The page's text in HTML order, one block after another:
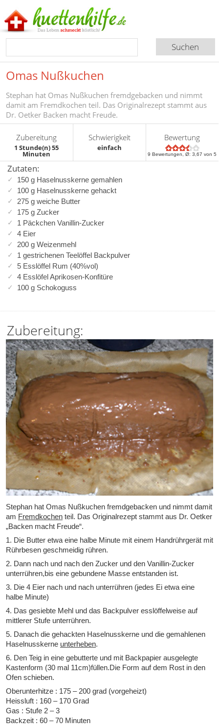
Omas Nußkuchen
Stephan hat Omas Nußkuchen fremdgebacken und nimmt
damit am Fremdkochen teil. Das Originalrezept stammt aus
Dr. Oetker Backen macht Freude.
Zubereitung
1 Stunde(n) 55
Minuten
Schwierigkeit
einfach
Bewertung
9 Bewertungen, Ø:3,67 von 5
Zutaten:
150 g Haselnusskerne gemahlen
100 g Haselnusskerne gehackt
275 g weiche Butter
175 g Zucker
1 Päckchen Vanillin-Zucker
4 Eier
200 g Weizenmehl
1 gestrichenen Teelöffel Backpulver
5 Esslöffel Rum (40%vol)
4 Esslöfel Aprikosen-Konfitüre
100 g Schokoguss
Zubereitung:
Stephan hat Omas Nußkuchen fremdgebacken und nimmt damit
am Fremdkochen teil. Das Originalrezept stammt aus Dr. Oetker
„Backen macht Freude“.
1. Die Butter etwa eine halbe Minute mit einem Handrührgerät mit
Rührbesen geschmeidig rühren.
2. Dann nach und nach den Zucker und den Vanillin-Zucker
unterrühren,bis eine gebundene Masse entstanden ist.
3. Die 4 Eier nach und nach unterrühren (jedes Ei etwa eine
halbe Minute)
4. Das gesiebte Mehl und das Backpulver esslöffelweise auf
mittlerer Stufe unterrühren.
5. Danach die gehackten Haselnusskerne und die gemahlenen
Haselnusskerne unterheben.
6. Den Teig in eine gebutterte und mit Backpapier ausgelegte
Kastenform (30 mal 11cm)füllen.Die Form auf dem Rost in den
Ofen schieben.
Oberunterhitze : 175 – 200 grad (vorgeheizt)
Heissluft : 160 – 170 Grad
Gas : Stufe 2 – 3
Backzeit : 60 – 70 Minuten